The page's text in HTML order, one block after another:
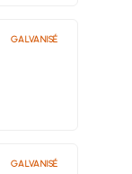
GALVANISÉ
GALVANISÉ